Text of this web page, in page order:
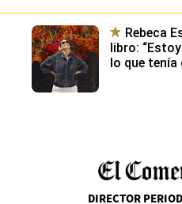
Rebeca
libro:
lo que tenía
DIRECTOR